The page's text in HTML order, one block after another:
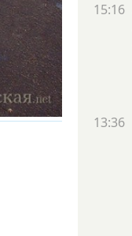
15:16
13:36